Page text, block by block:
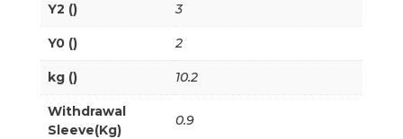
Y2 () 3
Y0 () 2
kg () 10.2
Withdrawal
Sleeve(Kg)
0.9